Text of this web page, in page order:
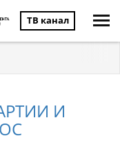
ТВ канал
И